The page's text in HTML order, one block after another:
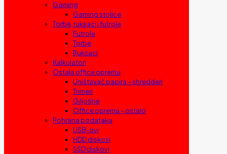
Gaming
Gaming stolice
Torbe, ruksaci i futrole
Futrole
Torbe
Ruksaci
Kalkulatori
Ostala office oprema
Uništavač papira – shredderi
Trimeri
Giljotine
Office oprema – ostalo
Pohrana podataka
USB-ovi
HDD diskovi
SSD diskovi